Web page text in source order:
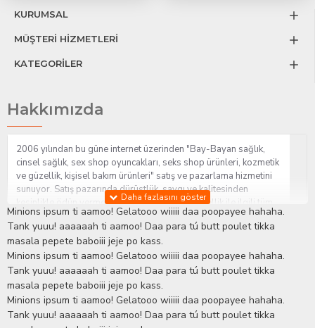
KURUMSAL
MÜŞTERİ HİZMETLERİ
KATEGORİLER
Hakkımızda
2006 yılından bu güne internet üzerinden "Bay-Bayan sağlık,
cinsel sağlık, sex shop oyuncakları, seks shop ürünleri, kozmetik
ve güzellik, kişisel bakım ürünleri" satış ve pazarlama hizmetini
sunuyor. Satış pazarında dürüstlük, saygı ve kalitesinden
kesinlikle ödün vermeden hizmet sağlık ve güzellik ile ilgili tüm
sorularınıza anında cevap verebilen Yetkin ve uzman kadrosu ile
ihtiyaçlarınızı en uygun fiyat ve taksit seçenekleriyle karşılıyor.
İstanbul beylikdüzü Erotik Shop sitemizde insan odaklı çalışma
stratejimiz ile müşterilerimizin yaşamlarında mutlu, sağlıklı ve
bakımlı olmaları için onlara sağlık ve güzellik danışmanlığı
sağlıyoruz.Sex ShopAlışveriş sitemiz Erotik Shop sektöründeki
gelişmeleri ve yenilikleri çok yakından takip etmesi, yaklaşık
5000'e yakın geniş ürün yelpazesi ile Türkiye'de bu sektörde
kendi alanımızda en geniş ürün gurubuna sahip ender
Minions ipsum ti aamoo! Gelatooo wiiiii daa poopayee hahaha.
Tank yuuu! aaaaaah ti aamoo! Daa para tú butt poulet tikka
masala pepete baboiii jeje po kass.
Minions ipsum ti aamoo! Gelatooo wiiiii daa poopayee hahaha.
Tank yuuu! aaaaaah ti aamoo! Daa para tú butt poulet tikka
masala pepete baboiii jeje po kass.
Minions ipsum ti aamoo! Gelatooo wiiiii daa poopayee hahaha.
Tank yuuu! aaaaaah ti aamoo! Daa para tú butt poulet tikka